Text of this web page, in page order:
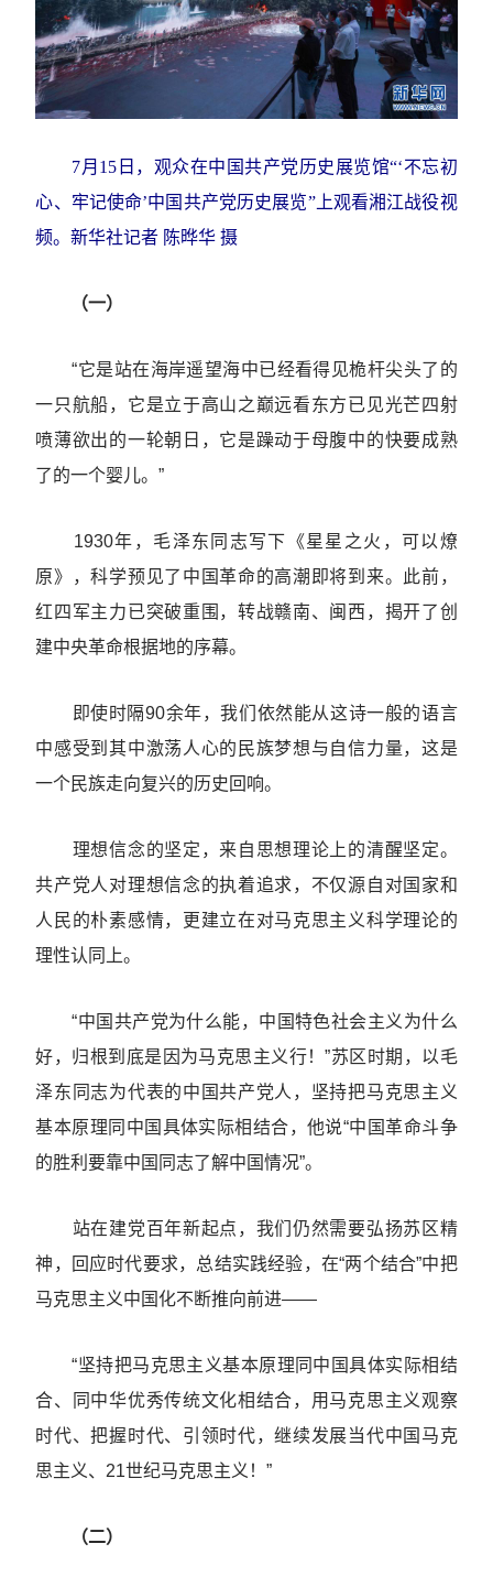
7月15日，观众在中国共产党历史展览馆“‘不忘初
心、牢记使命’中国共产党历史展览”上观看湘江战役视
频。新华社记者 陈晔华 摄
（一）
“它是站在海岸遥望海中已经看得见桅杆尖头了的
一只航船，它是立于高山之巅远看东方已见光芒四射
喷薄欲出的一轮朝日，它是躁动于母腹中的快要成熟
了的一个婴儿。”
1930年，毛泽东同志写下《星星之火，可以燎
原》，科学预见了中国革命的高潮即将到来。此前，
红四军主力已突破重围，转战赣南、闽西，揭开了创
建中央革命根据地的序幕。
即使时隔90余年，我们依然能从这诗一般的语言
中感受到其中激荡人心的民族梦想与自信力量，这是
一个民族走向复兴的历史回响。
理想信念的坚定，来自思想理论上的清醒坚定。
共产党人对理想信念的执着追求，不仅源自对国家和
人民的朴素感情，更建立在对马克思主义科学理论的
理性认同上。
“中国共产党为什么能，中国特色社会主义为什么
好，归根到底是因为马克思主义行！”苏区时期，以毛
泽东同志为代表的中国共产党人，坚持把马克思主义
基本原理同中国具体实际相结合，他说“中国革命斗争
的胜利要靠中国同志了解中国情况”。
站在建党百年新起点，我们仍然需要弘扬苏区精
神，回应时代要求，总结实践经验，在“两个结合”中把
马克思主义中国化不断推向前进——
“坚持把马克思主义基本原理同中国具体实际相结
合、同中华优秀传统文化相结合，用马克思主义观察
时代、把握时代、引领时代，继续发展当代中国马克
思主义、21世纪马克思主义！”
（二）